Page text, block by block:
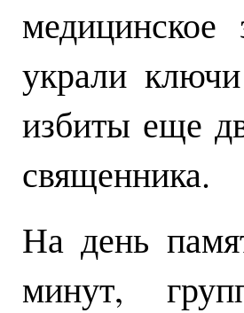
украли
избиты еще
священника.
На день
минут,